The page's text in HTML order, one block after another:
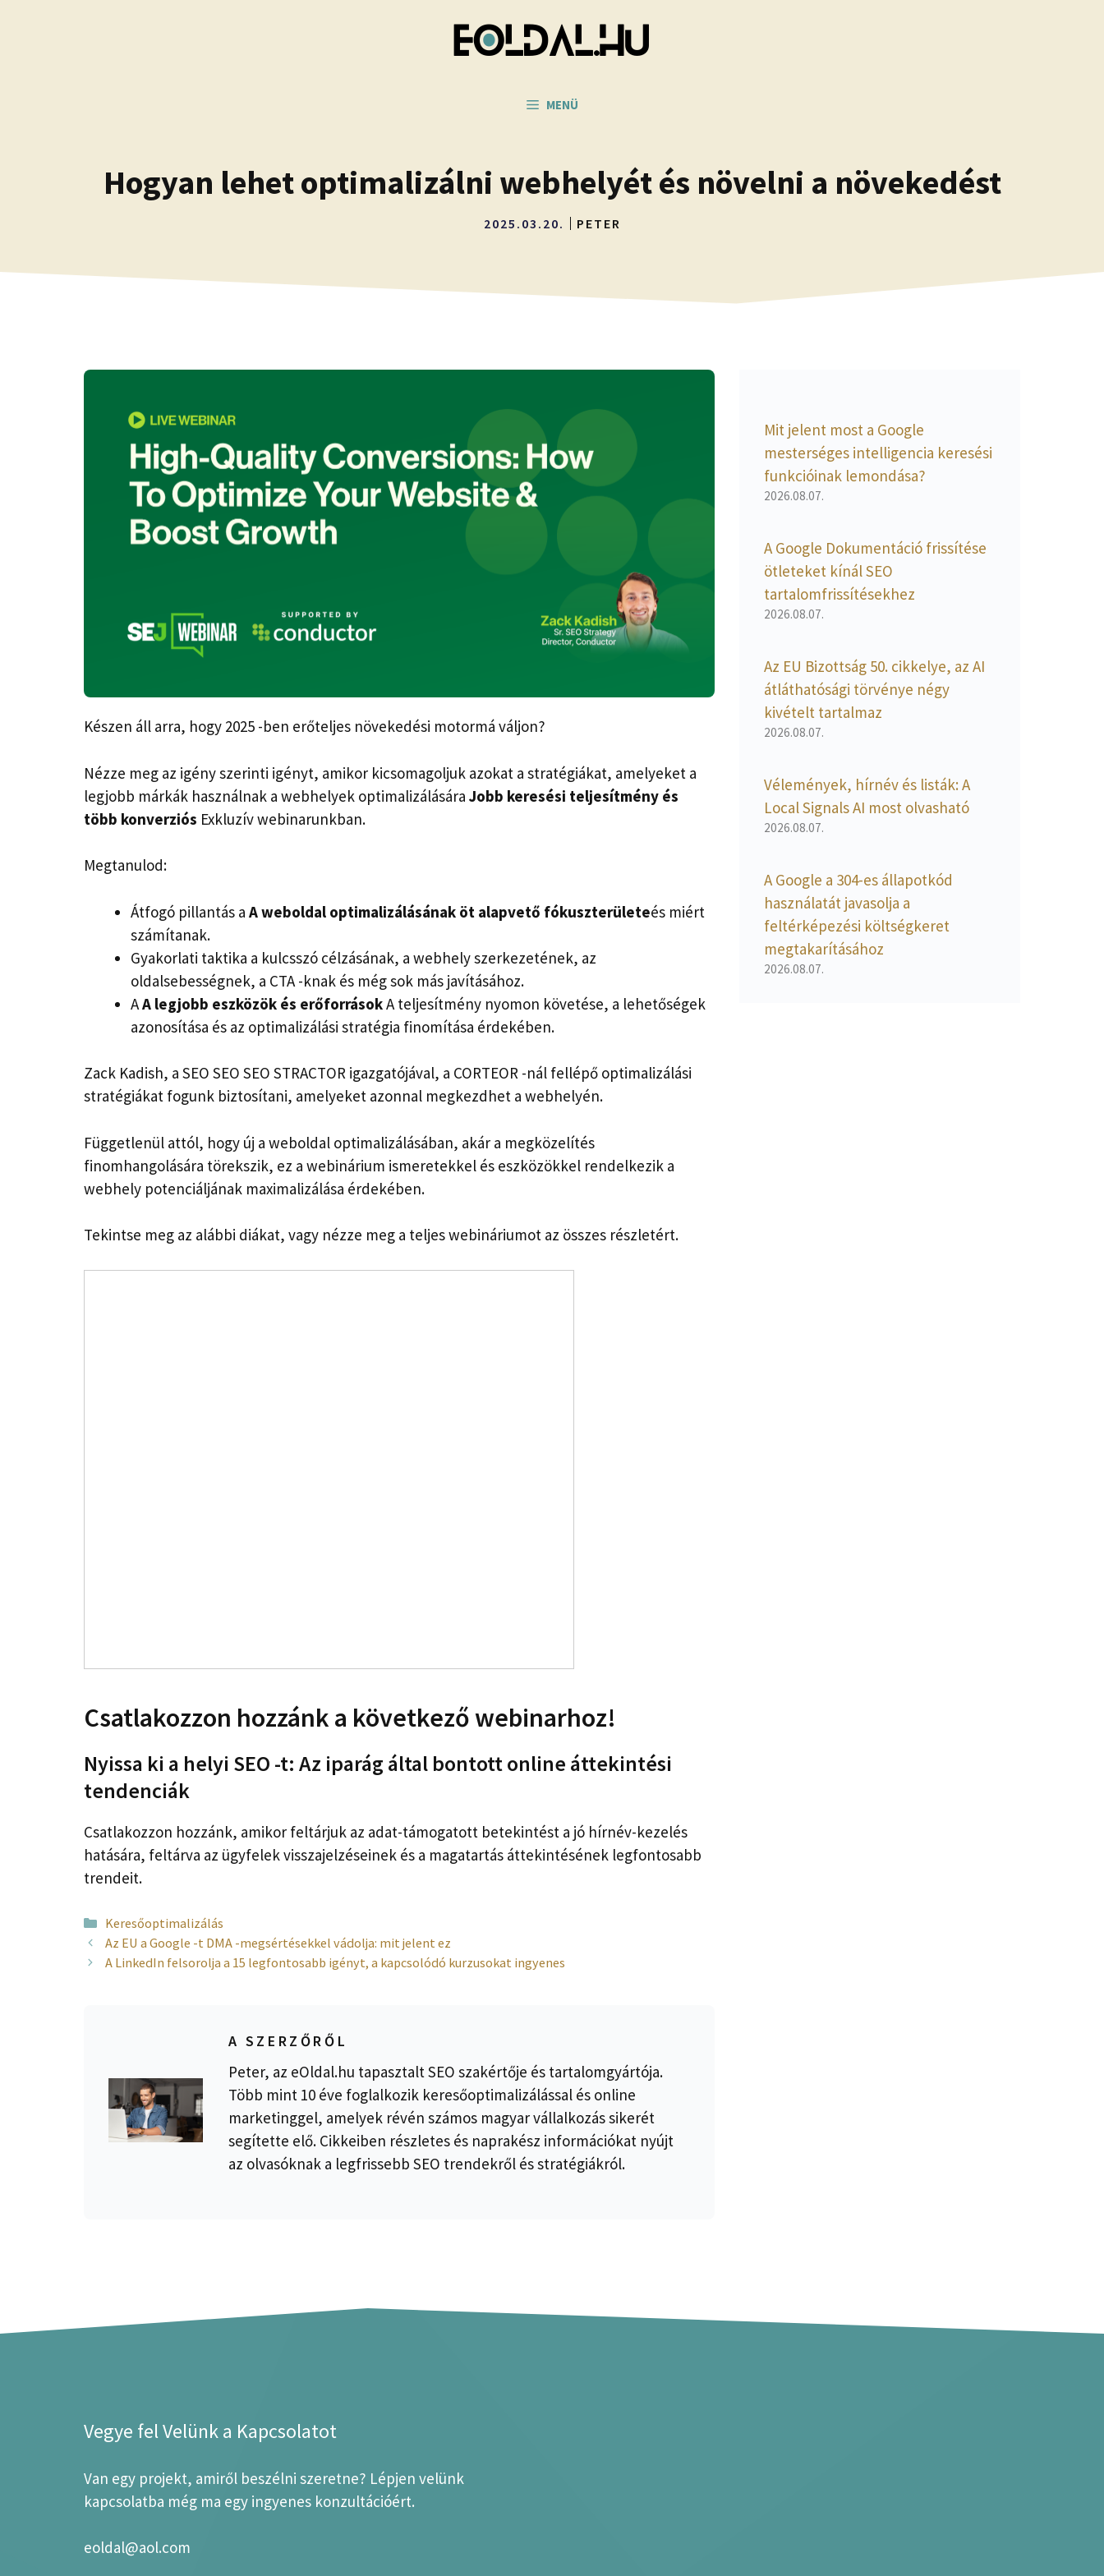
MENÜ
Hogyan lehet optimalizálni webhelyét és növelni a növekedést
2025.03.20. PETER
Készen áll arra, hogy 2025 -ben erőteljes növekedési motormá váljon?
Nézze meg az igény szerinti igényt, amikor kicsomagoljuk azokat a stratégiákat, amelyeket a
legjobb márkák használnak a webhelyek optimalizálására Jobb keresési teljesítmény és
több konverziós Exkluzív webinarunkban.
Megtanulod:
Átfogó pillantás a A weboldal optimalizálásának öt alapvető fókuszterületeés miért
számítanak.
Gyakorlati taktika a kulcsszó célzásának, a webhely szerkezetének, az
oldalsebességnek, a CTA -knak és még sok más javításához.
AA legjobb eszközök és erőforrásokA teljesítmény nyomon követése, a lehetőségek
azonosítása és az optimalizálási stratégia finomítása érdekében.
Zack Kadish, a SEO SEO SEO STRACTOR igazgatójával, a CORTEOR -nál fellépő optimalizálási
stratégiákat fogunk biztosítani, amelyeket azonnal megkezdhet a webhelyén.
Függetlenül attól, hogy új a weboldal optimalizálásában, akár a megközelítés
finomhangolására törekszik, ez a webinárium ismeretekkel és eszközökkel rendelkezik a
webhely potenciáljának maximalizálása érdekében.
Tekintse meg az alábbi diákat, vagy nézze meg a teljes webináriumot az összes részletért.
Csatlakozzon hozzánk a következő webinarhoz!
Nyissa ki a helyi SEO -t: Az iparág által bontott online áttekintési
tendenciák
Csatlakozzon hozzánk, amikor feltárjuk az adat-támogatott betekintést a jó hírnév-kezelés
hatására, feltárva az ügyfelek visszajelzéseinek és a magatartás áttekintésének legfontosabb
trendeit.
Kategória
Keresőoptimalizálás
Az EU a Google -t DMA -megsértésekkel vádolja: mit jelent ez
A LinkedIn felsorolja a 15 legfontosabb igényt, a kapcsolódó kurzusokat ingyenes
A SZERZŐRŐL
Peter, az eOldal.hu tapasztalt SEO szakértője és tartalomgyártója.
Több mint 10 éve foglalkozik keresőoptimalizálással és online
marketinggel, amelyek révén számos magyar vállalkozás sikerét
segítette elő. Cikkeiben részletes és naprakész információkat nyújt
az olvasóknak a legfrissebb SEO trendekről és stratégiákról.
Mit jelent most a Google
mesterséges intelligencia keresési
funkcióinak lemondása?
2026.08.07.
A Google Dokumentáció frissítése
ötleteket kínál SEO
tartalomfrissítésekhez
2026.08.07.
Az EU Bizottság 50. cikkelye, az AI
átláthatósági törvénye négy
kivételt tartalmaz
2026.08.07.
Vélemények, hírnév és listák: A
Local Signals AI most olvasható
2026.08.07.
A Google a 304-es állapotkód
használatát javasolja a
feltérképezési költségkeret
megtakarításához
2026.08.07.
Vegye fel Velünk a Kapcsolatot
Van egy projekt, amiről beszélni szeretne? Lépjen velünk
kapcsolatba még ma egy ingyenes konzultációért.
eoldal@aol.com